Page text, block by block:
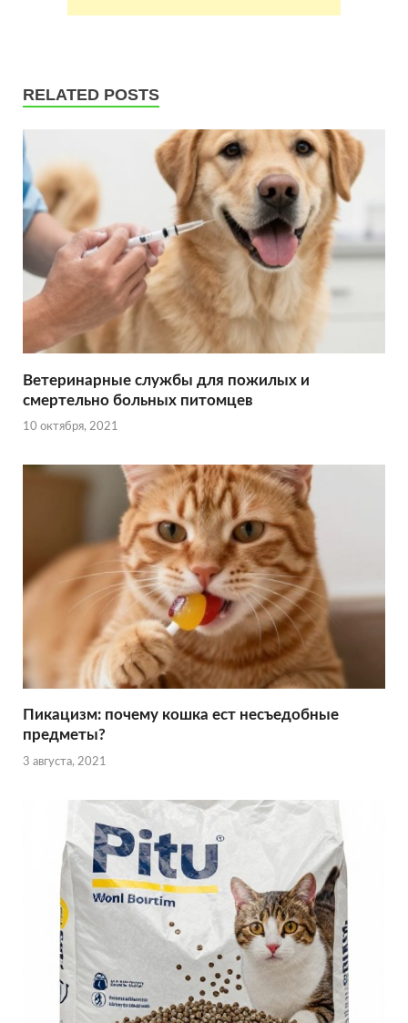
RELATED POSTS
Ветеринарные службы для пожилых и
смертельно больных питомцев
10 октября, 2021
Пикацизм: почему кошка ест несъедобные
предметы?
3 августа, 2021